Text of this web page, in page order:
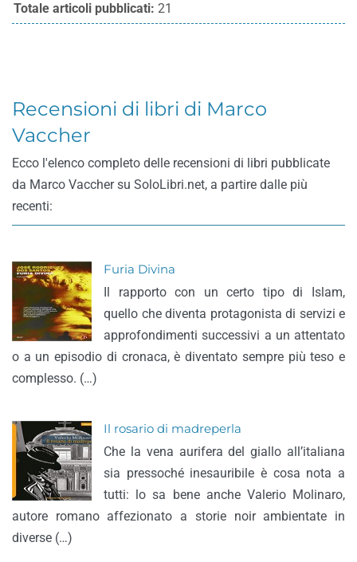
Totale articoli pubblicati: 21
Recensioni di libri di Marco
Vaccher
Ecco l'elenco completo delle recensioni di libri pubblicate
da Marco Vaccher su SoloLibri.net, a partire dalle più
recenti:
Furia Divina
Il rapporto con un certo tipo di Islam,
quello che diventa protagonista di servizi e
approfondimenti successivi a un attentato
o a un episodio di cronaca, è diventato sempre più teso e
complesso. (…)
Il rosario di madreperla
Che la vena aurifera del giallo all’italiana
sia pressoché inesauribile è cosa nota a
tutti: lo sa bene anche Valerio Molinaro,
autore romano affezionato a storie noir ambientate in
diverse (…)